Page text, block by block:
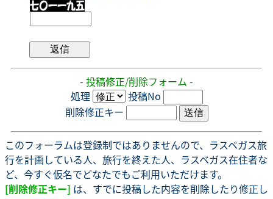
- 投稿修正/削除フォーム -
処理
投稿No
削除修正キー
このフォーラムは登録制ではありませんので、ラスベガス旅
行を計画している人、旅行を終えた人、ラスベガス在住者な
ど、今すぐ仮名でどなたでもご利用いただけます。
[削除修正キー] は、すでに投稿した内容を削除したり修正し